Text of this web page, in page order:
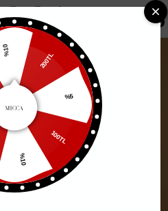
0
%10 200TL
%5
100TL
%10